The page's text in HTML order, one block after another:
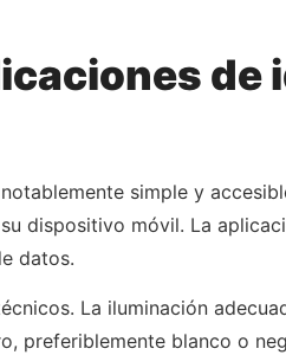
de
simple y
dispositivo móvil. La
datos.
La iluminación
preferiblemente blanco o